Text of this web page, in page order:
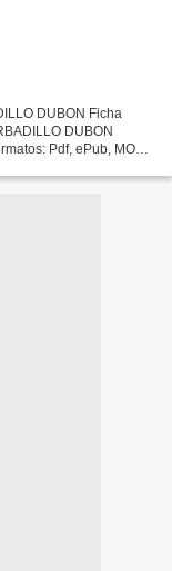
DUBON Ficha
DUBON
Pdf, ePub, MOBI,